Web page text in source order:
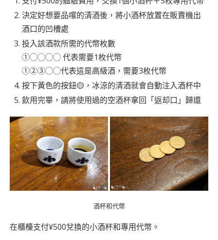
決定好想要品嚐的清酒後，將小酒杯放置在販賣機出
酒口的凹槽處
投入該酒款所需的代幣枚數
①◯◯◯◯ 代表需要1枚代幣
①②③◯◯代表這是高級酒，需要3枚代幣
按下黃色的按鈕🟡，冰涼的清酒就會自動注入酒杯中
飲用完畢，請將使用過的空酒杯拿回「返却口」歸還
酒杯和代幣
在櫃檯支付¥500兌換的小酒杯和專用代幣。